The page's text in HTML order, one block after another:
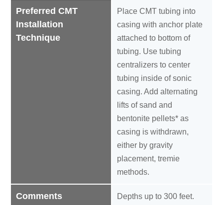
Preferred CMT
Installation
Technique
Comments
Place CMT tubing into
casing with anchor plate
attached to bottom of
tubing. Use tubing
centralizers to center
tubing inside of sonic
casing. Add alternating
lifts of sand and
bentonite pellets* as
casing is withdrawn,
either by gravity
placement, tremie
methods.
Depths up to 300 feet.